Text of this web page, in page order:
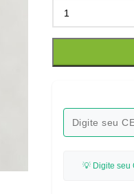
💡 Digite seu